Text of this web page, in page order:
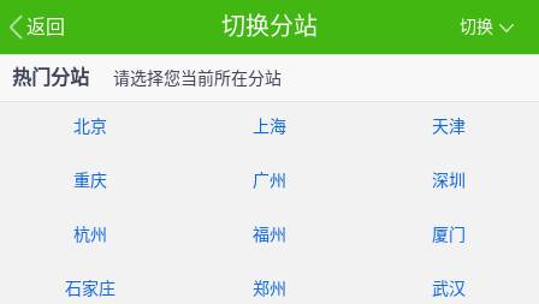
返回 切换
切换分站
热门分站 请选择您当前所在分站
北京 上海 天津
重庆 广州 深圳
杭州 福州 厦门
石家庄 郑州 武汉